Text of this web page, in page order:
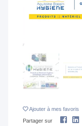
Previous
à mes favoris